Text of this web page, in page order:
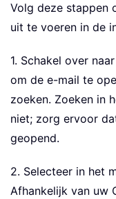
Volg deze stappen
uit te voeren in de
1. Schakel over
om de e-mail te
zoeken. Zoeken in
niet; zorg ervoor
geopend.
2. Selecteer in het
Afhankelijk van uw